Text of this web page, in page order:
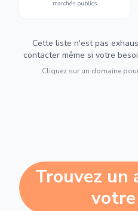
marchés publics
Cette liste n'est pas
contacter même si votre
Cliquez sur un domaine
Trouvez un